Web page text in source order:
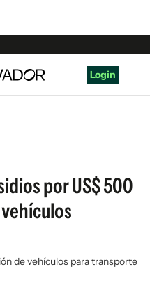
Login
por US$ 500
de vehículos para transporte